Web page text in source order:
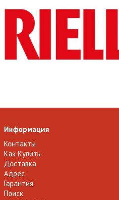
Информация
Контакты
Как Купить
Доставка
Адрес
Гарантия
Поиск